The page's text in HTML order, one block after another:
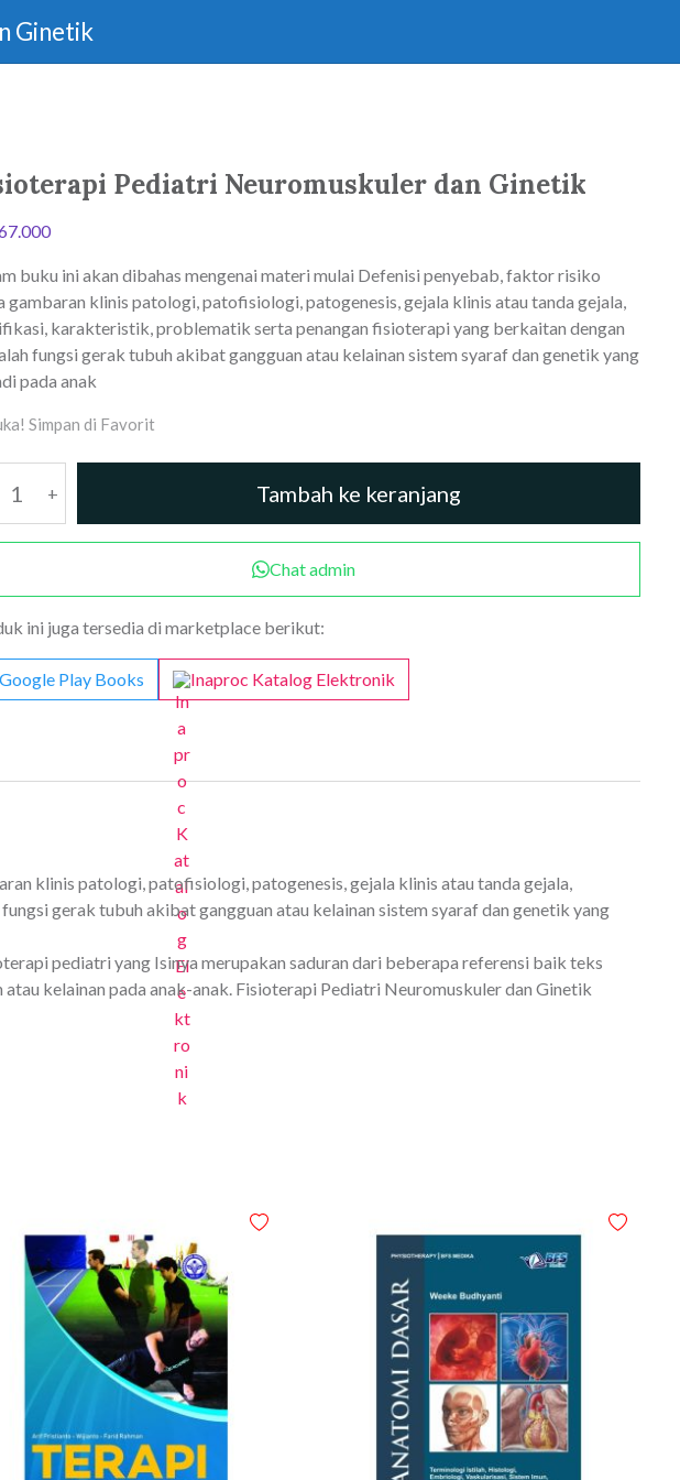
Ginetik
Pediatri Neuromuskuler dan Ginetik
buku ini akan dibahas mengenai materi mulai Defenisi penyebab, faktor risiko
gambaran klinis patologi, patofisiologi, patogenesis, gejala klinis atau tanda gejala,
karakteristik, problematik serta penangan fisioterapi yang berkaitan dengan
fungsi gerak tubuh akibat gangguan atau kelainan sistem syaraf dan genetik yang
pada anak
Simpan di Favorit
Tambah ke keranjang
Chat admin
ini juga tersedia di marketplace berikut:
Google Play Books Inaproc Katalog Elektronik
klinis patologi, patofisiologi, patogenesis, gejala klinis atau tanda gejala,
gerak tubuh akibat gangguan atau kelainan sistem syaraf dan genetik yang
pediatri yang Isinya merupakan saduran dari beberapa referensi baik teks
kelainan pada anak-anak. Fisioterapi Pediatri Neuromuskuler dan Ginetik